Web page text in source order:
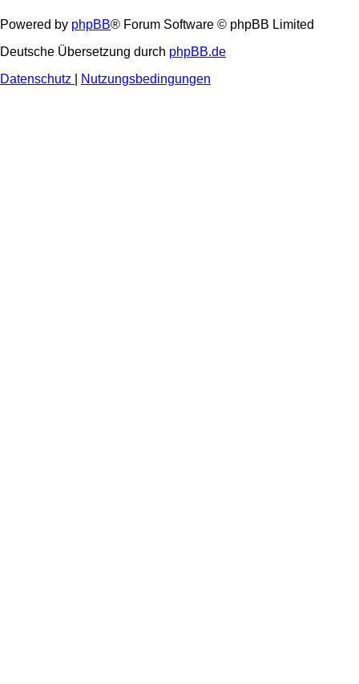
Powered by phpBB® Forum Software © phpBB Limited
Deutsche Übersetzung durch phpBB.de
Datenschutz
Nutzungsbedingungen